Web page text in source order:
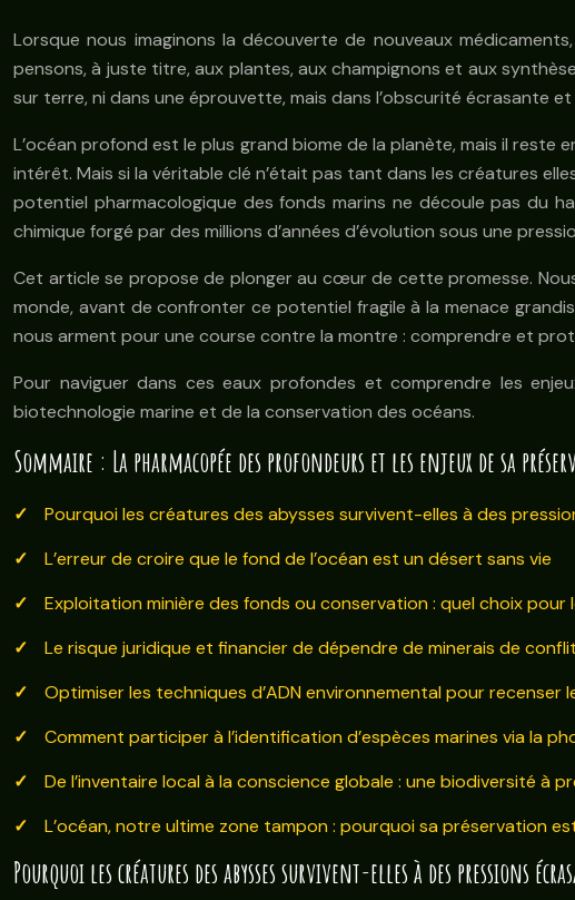
Lorsque nous imaginons la découverte de nouveaux
pensons, à juste titre, aux plantes, aux champignons et aux
sur terre, ni dans une éprouvette, mais dans l’obscurité écrasante
L’océan profond est le plus grand biome de la planète, mais il
intérêt. Mais si la véritable clé n’était pas tant dans les créatures
potentiel pharmacologique des fonds marins ne découle pas du
chimique forgé par des millions d’années d’évolution sous une
Cet article se propose de plonger au cœur de cette promesse.
monde, avant de confronter ce potentiel fragile à la menace
nous arment pour une course contre la montre : comprendre et
Pour naviguer dans ces eaux profondes et comprendre les
biotechnologie marine et de la conservation des océans.
Sommaire : La pharmacopée des profondeurs et les enjeux de sa
Pourquoi les créatures des abysses survivent-elles à des
L’erreur de croire que le fond de l’océan est un désert sans vie
Exploitation minière des fonds ou conservation : quel choix pour
Le risque juridique et financier de dépendre de minerais de conflit
Optimiser les techniques d’ADN environnemental pour recenser
Comment participer à l’identification d’espèces marines via la
De l’inventaire local à la conscience globale : une biodiversité à
L’océan, notre ultime zone tampon : pourquoi sa préservation
Pourquoi les créatures des abysses survivent-elles à des pressions